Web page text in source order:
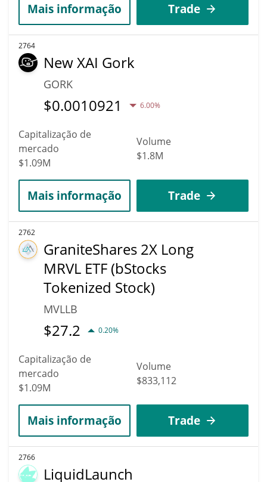
Mais informação Trade
2764
New XAI Gork
GORK
$0.0010921 6.00%
Capitalização de
mercado
$1.09M
Volume
$1.8M
Mais informação Trade
2762
GraniteShares 2X Long
MRVL ETF (bStocks
Tokenized Stock)
MVLLB
$27.2 0.20%
Capitalização de
mercado
$1.09M
Volume
$833,112
Mais informação Trade
2766
LiquidLaunch